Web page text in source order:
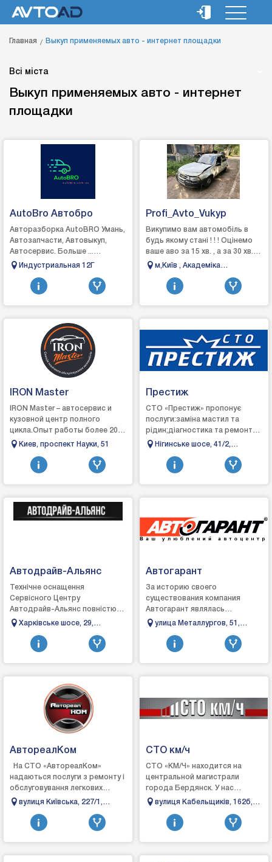
Главная Выкуп применяемых авто - интернет площадки
Всі міста
Выкуп применяемых авто - интернет
площадки
AutoBro Автобро
Авторазборка AutoBRO Умань,
Автозапчасти, Автовыкуп,
Автосервис. Больше ...
Восстановление авто после
Индустриальная 12Г
Profi_Avto_Vukyp
Викупимо вам автомобіль в
будь якому стані ! ! ! Оцінемо
ваше аво за 15 хв. , а за 30 хв.
гроші будуть в у вас
м,Київ , Академіка
Заболотного 124/2
IRON Master
IRON Master – автосервис и
кузовной центр полного
цикла.Опыт работы более 20
лет.СТО с доступными ценами,
опытными мастерами.-а...
Киев, проспект Науки, 51
Престиж
СТО «Престиж» пропонує
послуги:заміна мастил та
рідин;діагностика та ремонт
ходової
стабілізатора;стійки амортиз...
Нігинське шосе, 41/2,
Кам'янець-Подільський,
Хмельницька область
Автодрайв-Альянс
Технічне оснащення
Сервісного Центру
Автодрайв-Альянс повністю
відповідає вимогам сучасного
оперативно і з&n...
Харківське шосе, 29,
Полтава, Полтавська
область
Автогарант
За историю своего
существования компания
Автогарант являлась
официальным дилером
этого были построены
автосалоны, с...
улица Металлургов, 51,
Бровары, Киевская область
АвтореалКом
На СТО «АвтореалКом»
надаються послуги з ремонту і
обслуговування легкових
автомобілів, позашляховиків,
європейсь...
вулиця Київська, 227/1,
Бровари, Київська область
СТО км/ч
СТО «КМ/Ч» находится на
центральной магистрали
города Бердянск. У нас
комфортная зона ожидания,
запасных частей, а такж...
вулиця Кабельщиків, 162б,
Бердянськ, Запорізька
область